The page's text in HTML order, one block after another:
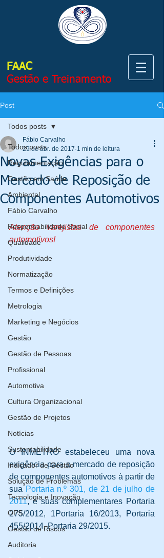
FAAC
Gestão e Treinamento
Post
Todos posts
Regulamentação
Gestão em Saúde
Ambiental
Fábio Carvalho
Responsabilidade Social
Qualidade
Produtividade
Normatização
Termos e Definições
Metrologia
Marketing e Negócios
Gestão
Gestão de Pessoas
Profissional
Automotiva
Cultura Organizacional
Gestão de Projetos
Notícias
Sustentabilidade
Indicador de Gestão
Solução de Problemas
Tecnologia e Inovação
OPS
Gestão de Riscos
Auditoria
Todos posts
Novas Exigências para o
Mercado de Reposição de
Componentes Automotivos
Fábio Carvalho
29 de abr. de 2017 1 min de leitura
Atenção varejistas de componentes
automotivos!
O INMETRO estabeleceu uma nova
exigência para o mercado de reposição
de componentes automotivos à partir de
sua Portaria n.º 301, de 21 de julho de
2011, e suas complementares Portaria
275/2012, 1Portaria 16/2013, Portaria
455/2014, Portaria 29/2015.